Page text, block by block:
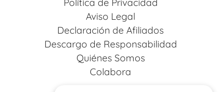
Política de Privacidad
Aviso Legal
Declaración de Afiliados
Descargo de Responsabilidad
Quiénes Somos
Colabora